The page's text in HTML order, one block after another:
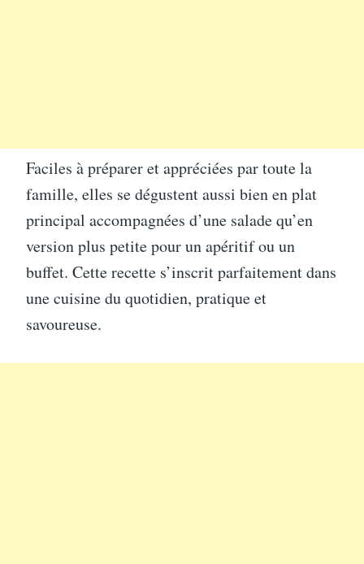
Faciles à préparer et appréciées par toute la
famille, elles se dégustent aussi bien en plat
principal accompagnées d’une salade qu’en
version plus petite pour un apéritif ou un
buffet. Cette recette s’inscrit parfaitement dans
une cuisine du quotidien, pratique et
savoureuse.